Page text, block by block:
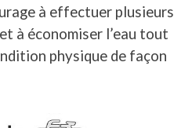
à effectuer plusieurs
à économiser l’eau tout
physique de façon